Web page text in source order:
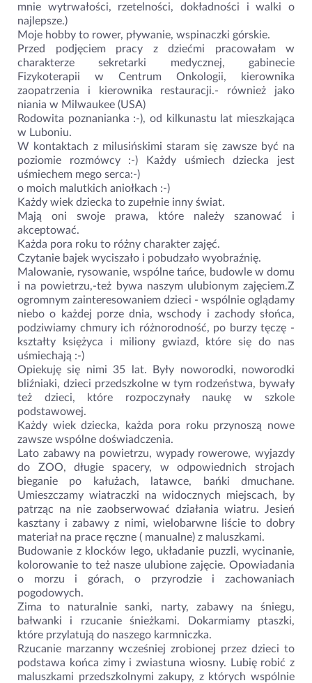
mnie wytrwałości, rzetelności, dokładności i walki o
najlepsze.)
Moje hobby to rower, pływanie, wspinaczki górskie.
Przed podjęciem pracy z dziećmi pracowałam w
charakterze sekretarki medycznej, gabinecie
Fizykoterapii w Centrum Onkologii, kierownika
zaopatrzenia i kierownika restauracji.- również jako
niania w Milwaukee (USA)
Rodowita poznanianka :-), od kilkunastu lat mieszkająca
w Luboniu.
W kontaktach z milusińskimi staram się zawsze być na
poziomie rozmówcy :-) Każdy uśmiech dziecka jest
uśmiechem mego serca:-)
o moich malutkich aniołkach :-)
Każdy wiek dziecka to zupełnie inny świat.
Mają oni swoje prawa, które należy szanować i
akceptować.
Każda pora roku to różny charakter zajęć.
Czytanie bajek wyciszało i pobudzało wyobraźnię.
Malowanie, rysowanie, wspólne tańce, budowle w domu
i na powietrzu,-też bywa naszym ulubionym zajęciem.Z
ogromnym zainteresowaniem dzieci - wspólnie oglądamy
niebo o każdej porze dnia, wschody i zachody słońca,
podziwiamy chmury ich różnorodność, po burzy tęczę -
kształty księżyca i miliony gwiazd, które się do nas
uśmiechają :-)
Opiekuję się nimi 35 lat. Były noworodki, noworodki
bliźniaki, dzieci przedszkolne w tym rodzeństwa, bywały
też dzieci, które rozpoczynały naukę w szkole
podstawowej.
Każdy wiek dziecka, każda pora roku przynoszą nowe
zawsze wspólne doświadczenia.
Lato zabawy na powietrzu, wypady rowerowe, wyjazdy
do ZOO, długie spacery, w odpowiednich strojach
bieganie po kałużach, latawce, bańki dmuchane.
Umieszczamy wiatraczki na widocznych miejscach, by
patrząc na nie zaobserwować działania wiatru. Jesień
kasztany i zabawy z nimi, wielobarwne liście to dobry
materiał na prace ręczne ( manualne) z maluszkami.
Budowanie z klocków lego, układanie puzzli, wycinanie,
kolorowanie to też nasze ulubione zajęcie. Opowiadania
o morzu i górach, o przyrodzie i zachowaniach
pogodowych.
Zima to naturalnie sanki, narty, zabawy na śniegu,
bałwanki i rzucanie śnieżkami. Dokarmiamy ptaszki,
które przylatują do naszego karmniczka.
Rzucanie marzanny wcześniej zrobionej przez dzieci to
podstawa końca zimy i zwiastuna wiosny. Lubię robić z
maluszkami przedszkolnymi zakupy, z których wspólnie